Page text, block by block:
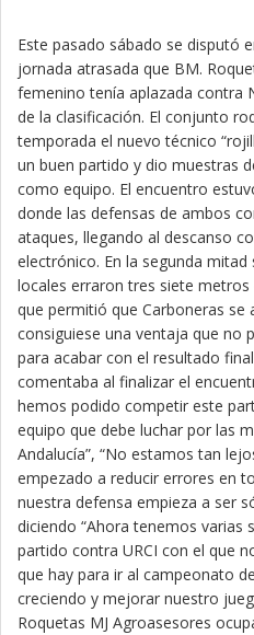
Este pasado sábado se disputó
jornada atrasada que BM.
femenino tenía aplazada contra
de la clasificación. El conjunto
temporada el nuevo técnico
un buen partido y dio muestras
como equipo. El encuentro
donde las defensas de ambos
ataques, llegando al descanso
electrónico. En la segunda
locales erraron tres siete
que permitió que Carboneras se
consiguiese una ventaja que no
para acabar con el resultado
comentaba al finalizar el
hemos podido competir este
equipo que debe luchar por las
Andalucía”, “No estamos tan
empezado a reducir errores en
nuestra defensa empieza a ser
diciendo “Ahora tenemos varias
partido contra URCI con el que
que hay para ir al campeonato
creciendo y mejorar nuestro
Roquetas MJ Agroasesores